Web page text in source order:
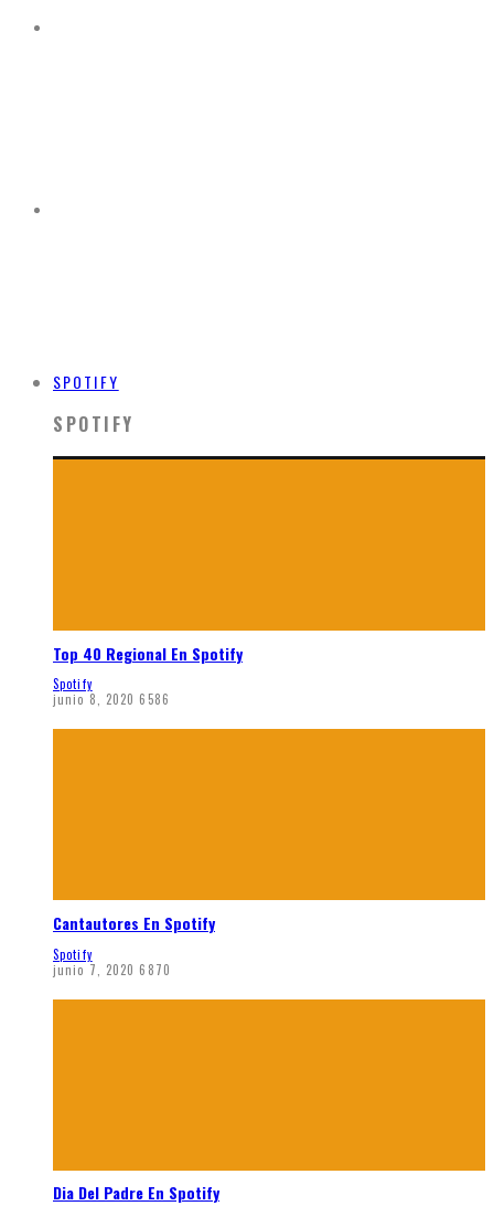
SPOTIFY
SPOTIFY
Top 40 Regional En Spotify
Spotify
junio 8, 2020 6586
Cantautores En Spotify
Spotify
junio 7, 2020 6870
Dia Del Padre En Spotify